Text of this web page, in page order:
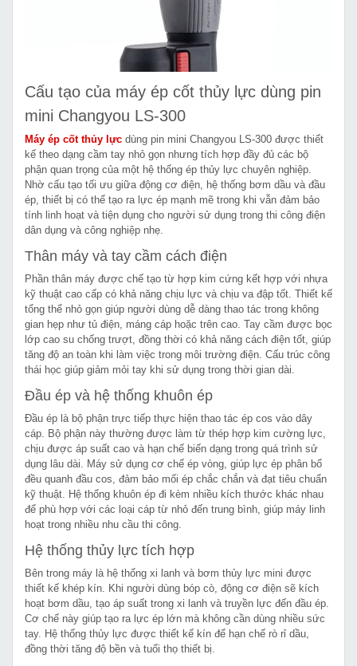
Cấu tạo của máy ép cốt thủy lực dùng pin
mini Changyou LS-300
Máy ép cốt thủy lực dùng pin mini Changyou LS-300 được thiết
kế theo dạng cầm tay nhỏ gọn nhưng tích hợp đầy đủ các bộ
phận quan trọng của một hệ thống ép thủy lực chuyên nghiệp.
Nhờ cấu tạo tối ưu giữa động cơ điện, hệ thống bơm dầu và đầu
ép, thiết bị có thể tạo ra lực ép mạnh mẽ trong khi vẫn đảm bảo
tính linh hoạt và tiện dụng cho người sử dụng trong thi công điện
dân dụng và công nghiệp nhẹ.
Thân máy và tay cầm cách điện
Phần thân máy được chế tạo từ hợp kim cứng kết hợp với nhựa
kỹ thuật cao cấp có khả năng chịu lực và chịu va đập tốt. Thiết kế
tổng thể nhỏ gọn giúp người dùng dễ dàng thao tác trong không
gian hẹp như tủ điện, máng cáp hoặc trên cao. Tay cầm được bọc
lớp cao su chống trượt, đồng thời có khả năng cách điện tốt, giúp
tăng độ an toàn khi làm việc trong môi trường điện. Cấu trúc công
thái học giúp giảm mỏi tay khi sử dụng trong thời gian dài.
Đầu ép và hệ thống khuôn ép
Đầu ép là bộ phận trực tiếp thực hiện thao tác ép cos vào dây
cáp. Bộ phận này thường được làm từ thép hợp kim cường lực,
chịu được áp suất cao và hạn chế biến dạng trong quá trình sử
dụng lâu dài. Máy sử dụng cơ chế ép vòng, giúp lực ép phân bổ
đều quanh đầu cos, đảm bảo mối ép chắc chắn và đạt tiêu chuẩn
kỹ thuật. Hệ thống khuôn ép đi kèm nhiều kích thước khác nhau
để phù hợp với các loại cáp từ nhỏ đến trung bình, giúp máy linh
hoạt trong nhiều nhu cầu thi công.
Hệ thống thủy lực tích hợp
Bên trong máy là hệ thống xi lanh và bơm thủy lực mini được
thiết kế khép kín. Khi người dùng bóp cò, động cơ điện sẽ kích
hoạt bơm dầu, tạo áp suất trong xi lanh và truyền lực đến đầu ép.
Cơ chế này giúp tạo ra lực ép lớn mà không cần dùng nhiều sức
tay. Hệ thống thủy lực được thiết kế kín để hạn chế rò rỉ dầu,
đồng thời tăng độ bền và tuổi thọ thiết bị.